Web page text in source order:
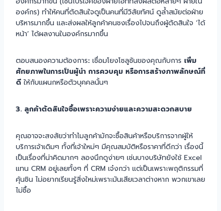
องค์กร) ทำให้คนที่ตัดสินใจดูเป็นคนที่มีวิสัยทัศน์ ดูล้ำสมัยต่อฝ่าย
บริหารมากขึ้น และส่งผลให้ลูกค้าคนชงเรื่องไปจนถึงผู้ตัดสินใจ ‘ได้
หน้า’ ได้ผลงานในองค์กรมากขึ้น
ตอบสนองความต้องการ: เชื่อมโยงโซลูชันของคุณกับการ เพิ่ม
ศักยภาพในการเป็นผู้นำ การควบคุม หรือการสร้างภาพลักษณ์ที่
ดีให้กับแผนกหรือตัวบุคคลนั้นๆ
3. ลูกค้าตัดสินใจซื้อเพราะความง่ายและความสะดวกสบาย
คุณอาจจะสงสัยว่าทำไมลูกค้ามักจะซื้อสินค้าหรือบริการจากผู้ให้
บริการเจ้าเดิมๆ ทั้งที่เจ้าใหม่ๆ มีคุณสมบัติหรือราคาที่ดีกว่า เรื่องนี้
เป็นเรื่องที่น่าคิดมากๆ ลองนึกดูง่ายๆ เช่นบางบริษัทยังใช้ Excel
แทน CRM อยู่เลยทั้งๆ ที่ CRM เจ๋งกว่า แต่เป็นเพราะพฤติกรรมที่
คุ้นชิน ไม่อยากเรียนรู้สิ่งใหม่เพราะมันเสียเวลาต่างหาก พวกเขาเลย
ไม่ซื้อ